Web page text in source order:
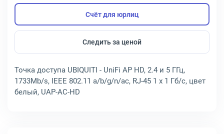
Счёт для юрлиц
Следить за ценой
Точка доступа UBIQUITI - UniFi AP HD, 2.4 и 5 ГГц,
1733Mb/s, IEEE 802.11 a/b/g/n/ac, RJ-45 1 x 1 Гб/с, цвет
белый, UAP-AC-HD